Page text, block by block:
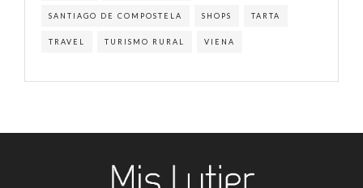
SANTIAGO DE COMPOSTELA SHOPS TARTA
TRAVEL TURISMO RURAL VIENA